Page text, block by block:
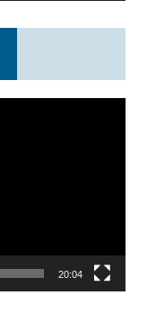
20:04